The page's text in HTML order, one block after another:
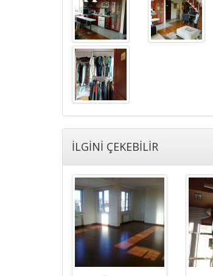
İLGİNİ ÇEKEBİLİR